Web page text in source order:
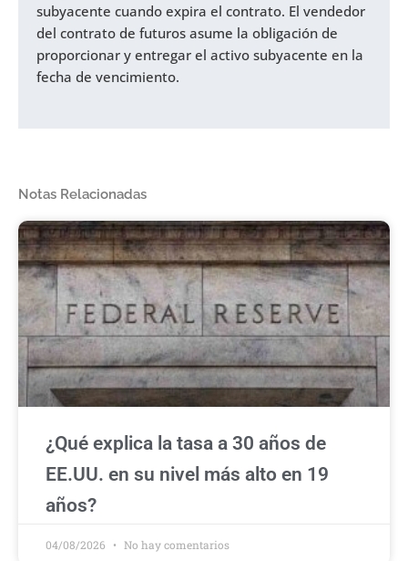
subyacente cuando expira el contrato. El vendedor
del contrato de futuros asume la obligación de
proporcionar y entregar el activo subyacente en la
fecha de vencimiento.
Notas Relacionadas
¿Qué explica la tasa a 30 años de
EE.UU. en su nivel más alto en 19
años?
04/08/2026 No hay comentarios